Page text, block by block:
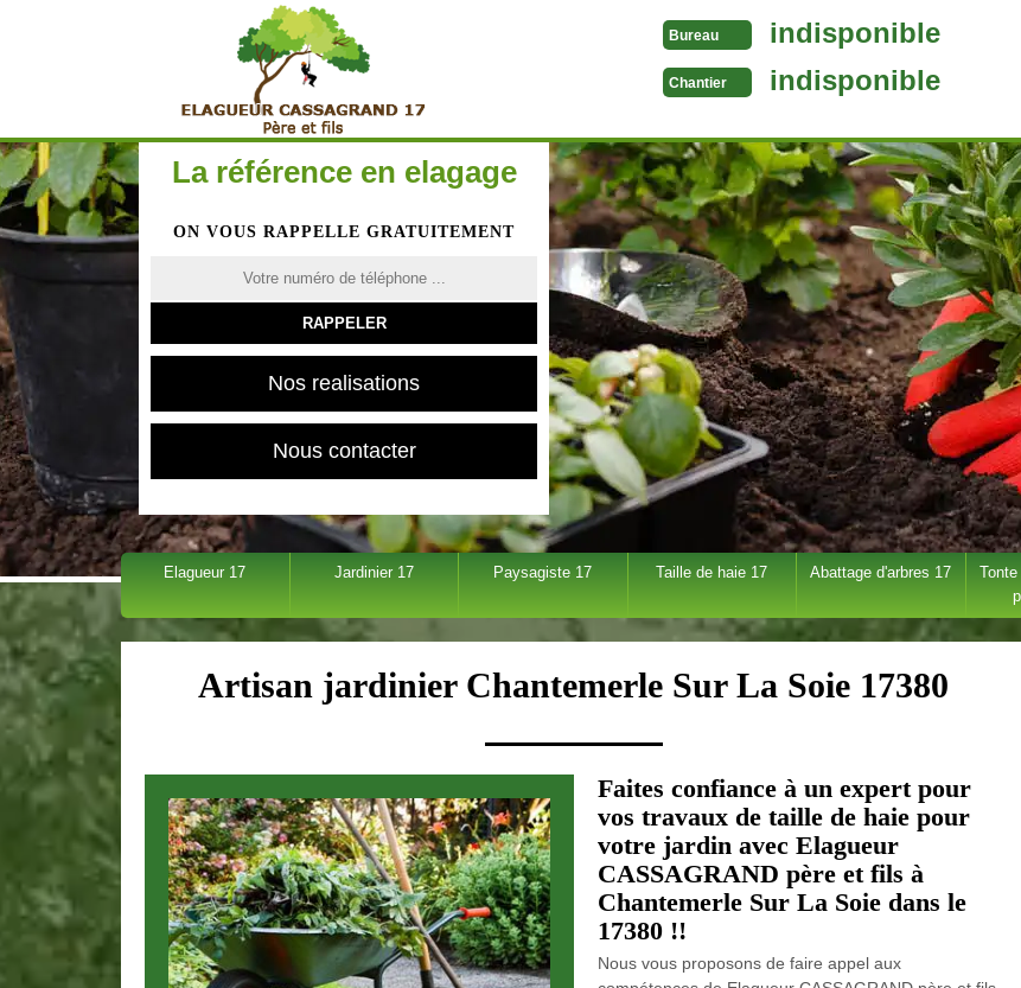
Bureau indisponible
Chantier indisponible
La référence en elagage
ON VOUS RAPPELLE GRATUITEMENT
Nos realisations
Nous contacter
Elagueur 17 Jardinier 17 Paysagiste 17 Taille de haie 17 Abattage d'arbres 17
Artisan jardinier Chantemerle Sur La Soie 17380
Faites confiance à un expert pour
vos travaux de taille de haie pour
votre jardin avec Elagueur
CASSAGRAND père et fils à
Chantemerle Sur La Soie dans le
17380 !!
Nous vous proposons de faire appel aux